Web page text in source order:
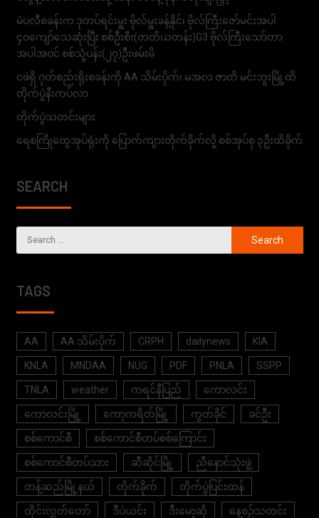
မဲပလီစခန်းက ဒုတပ်ရင်းမှူး ဗိုလ်မှူးခန့်နိုင်၊ ဗိုလ်ကြီးဇော်မင်းအပါ
၄၀ကျော်သေဆုံးပြီး စစ်ဦးစီး(တတိယတန်း)G3 ဗိုလ်ကြီးသော်တာ
အပါအဝင် စစ်သုံ့ပန်း(၂၇)ဦးဖမ်းမိ
ငဖဲရှိ ဂုတ်စည်းရိုးစခန်းကို AA သိမ်းပိုက်၊ မအလ ဇာတိ မင်းဘူးမြို့ထိ
တိုက်ပွဲနီးကပ်လာ
တိုက်ပွဲသတင်းများ
ရေစကြိုထွေအုပ်ရုံးကို ပြောက်ကျားတိုက်ခိုက်လို့ စစ်အုပ်စု ၃ဦးထိခိုက်
SEARCH
TAGS
AA AA သိမ်းပိုက် CRPH dailynews KIA
KNLA MNDAA NUG PDF PNLA SSPP
TNLA weather ကရင်နီပြည် ကောလင်း
ကောလင်းမြို့ ကော့ကရိတ်မြို့ ကွတ်ခိုင် ခင်ဦး
စစ်ကောင်စီ စစ်ကောင်စီတပ်စစ်ကြောင်း
စစ်ကောင်စီတပ်သား ဆီဆိုင်မြို့ ညီနောင်သုံးဖွဲ့
တန့်ဆည်မြို့နယ် တိုက်ခိုက် တိုက်ပွဲပြင်းထန်
ထိုင်းလွှတ်တော် ဒီပဲယင်း ဒီးမော့ဆို နေ့စဉ်သတင်း